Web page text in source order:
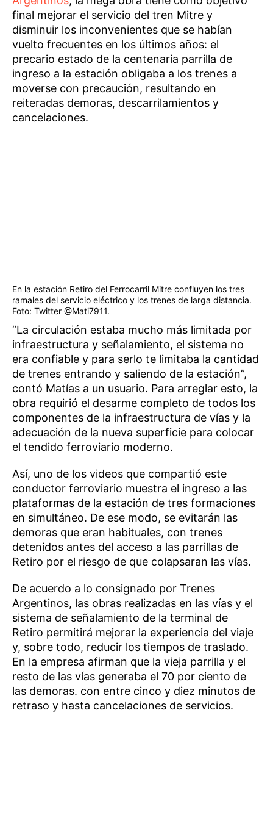
final mejorar el servicio del tren Mitre y
disminuir los inconvenientes que se habían
vuelto frecuentes en los últimos años: el
precario estado de la centenaria parrilla de
ingreso a la estación obligaba a los trenes a
moverse con precaución, resultando en
reiteradas demoras, descarrilamientos y
cancelaciones.
En la estación Retiro del Ferrocarril Mitre confluyen los tres
ramales del servicio eléctrico y los trenes de larga distancia.
Foto: Twitter @Mati7911.
“La circulación estaba mucho más limitada por
infraestructura y señalamiento, el sistema no
era confiable y para serlo te limitaba la cantidad
de trenes entrando y saliendo de la estación”,
contó Matías a un usuario. Para arreglar esto, la
obra requirió el desarme completo de todos los
componentes de la infraestructura de vías y la
adecuación de la nueva superficie para colocar
el tendido ferroviario moderno.
Así, uno de los videos que compartió este
conductor ferroviario muestra el ingreso a las
plataformas de la estación de tres formaciones
en simultáneo. De ese modo, se evitarán las
demoras que eran habituales, con trenes
detenidos antes del acceso a las parrillas de
Retiro por el riesgo de que colapsaran las vías.
De acuerdo a lo consignado por Trenes
Argentinos, las obras realizadas en las vías y el
sistema de señalamiento de la terminal de
Retiro permitirá mejorar la experiencia del viaje
y, sobre todo, reducir los tiempos de traslado.
En la empresa afirman que la vieja parrilla y el
resto de las vías generaba el 70 por ciento de
las demoras. con entre cinco y diez minutos de
retraso y hasta cancelaciones de servicios.